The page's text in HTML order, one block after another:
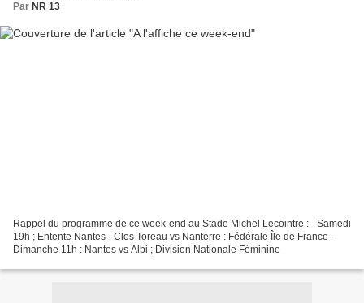
Par NR 13
Rappel du programme de ce week-end au Stade Michel Lecointre : - Samedi
19h ; Entente Nantes - Clos Toreau vs Nanterre : Fédérale Île de France -
Dimanche 11h : Nantes vs Albi ; Division Nationale Féminine